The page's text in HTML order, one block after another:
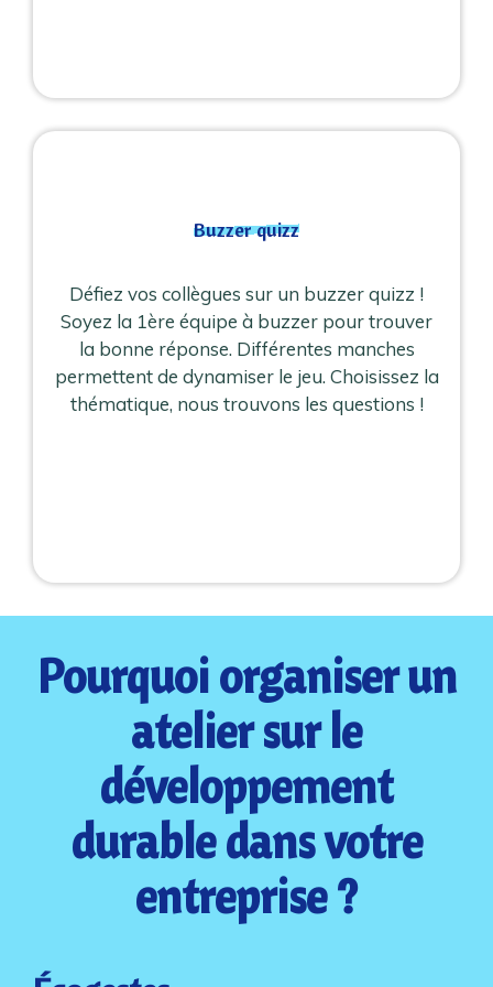
Buzzer quizz
Défiez vos collègues sur un buzzer quizz !
Soyez la 1ère équipe à buzzer pour trouver
la bonne réponse. Différentes manches
permettent de dynamiser le jeu. Choisissez la
thématique, nous trouvons les questions !
Pourquoi organiser un
atelier sur le
développement
durable dans votre
entreprise ?